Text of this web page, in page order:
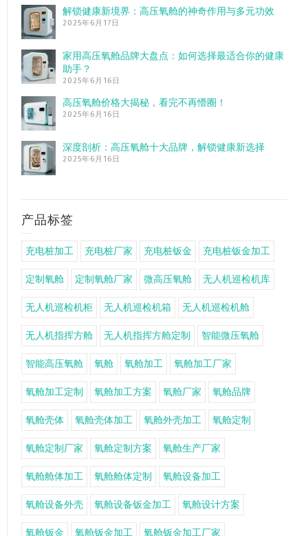
解锁健康新境界：高压氧舱的神奇作用与多元功效
2025年6月17日
家用高压氧舱品牌大盘点：如何选择最适合你的健康
助手？
2025年6月16日
高压氧舱价格大揭秘，看完不再懵圈！
2025年6月16日
深度剖析：高压氧舱十大品牌，解锁健康新选择
2025年6月16日
产品标签
充电桩加工 充电桩厂家 充电桩钣金 充电桩钣金加工
定制氧舱 定制氧舱厂家 微高压氧舱 无人机巡检机库
无人机巡检机柜 无人机巡检机箱 无人机巡检机舱
无人机指挥方舱 无人机指挥方舱定制 智能微压氧舱
智能高压氧舱 氧舱 氧舱加工 氧舱加工厂家
氧舱加工定制 氧舱加工方案 氧舱厂家 氧舱品牌
氧舱壳体 氧舱壳体加工 氧舱外壳加工 氧舱定制
氧舱定制厂家 氧舱定制方案 氧舱生产厂家
氧舱舱体加工 氧舱舱体定制 氧舱设备加工
氧舱设备外壳 氧舱设备钣金加工 氧舱设计方案
氧舱钣金 氧舱钣金加工 氧舱钣金加工厂家